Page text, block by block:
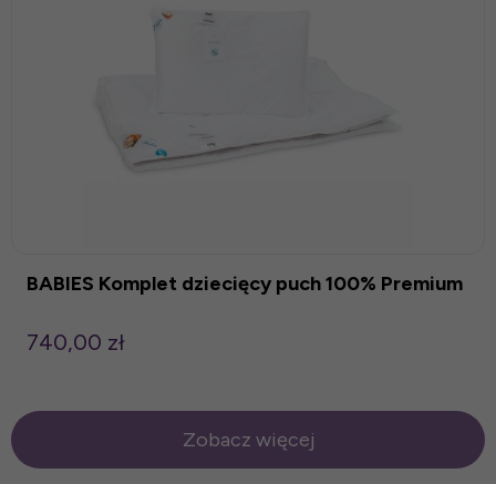
BABIES Komplet dziecięcy puch 100% Premium
740,00 zł
Zobacz więcej